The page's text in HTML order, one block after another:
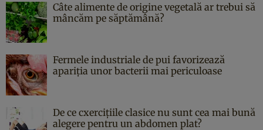
Câte alimente de origine vegetală ar trebui să
mâncăm pe săptămână?
Fermele industriale de pui favorizează
apariția unor bacterii mai periculoase
De ce cxercițiile clasice nu sunt cea mai bună
alegere pentru un abdomen plat?